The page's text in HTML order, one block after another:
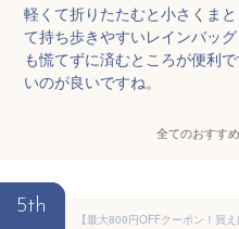
軽くて折りたたむと小さくま
て持ち歩きやすいレインバッ
も慌てずに済むところが便利
いのが良いですね。
全てのおすす
5th